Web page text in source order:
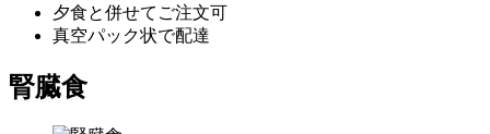
夕食と併せてご注文可
真空パック状で配達
腎臓食